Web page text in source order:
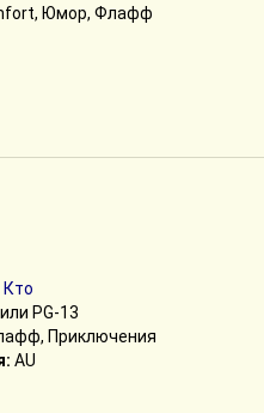
Юмор, Флафф
PG-13
Приключения
AU